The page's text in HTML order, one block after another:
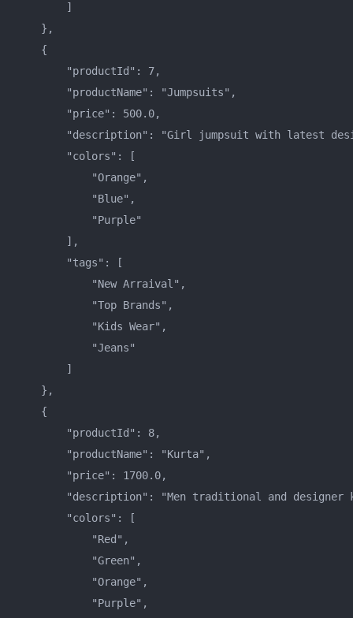
        ]
    },
    {
        "productId": 7,
        "productName": "Jumpsuits",
        "price": 500.0,
"description": "Girl jumpsuit with latest
        "colors": [
            "Orange",
            "Blue",
            "Purple"
        ],
        "tags": [
            "New Arraival",
            "Top Brands",
            "Kids Wear",
            "Jeans"
        ]
    },
    {
        "productId": 8,
        "productName": "Kurta",
        "price": 1700.0,
"description": "Men traditional and
        "colors": [
            "Red",
            "Green",
            "Orange",
            "Purple",